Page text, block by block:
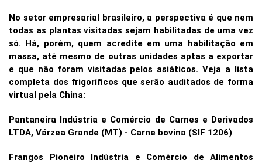
No setor empresarial brasileiro, a perspectiva é que nem
todas as plantas visitadas sejam habilitadas de uma vez
só. Há, porém, quem acredite em uma habilitação em
massa, até mesmo de outras unidades aptas a exportar
e que não foram visitadas pelos asiáticos. Veja a lista
completa dos frigoríficos que serão auditados de forma
virtual pela China:
Pantaneira Indústria e Comércio de Carnes e Derivados
LTDA, Várzea Grande (MT) - Carne bovina (SIF 1206)
Frangos Pioneiro Indústria e Comércio de Alimentos